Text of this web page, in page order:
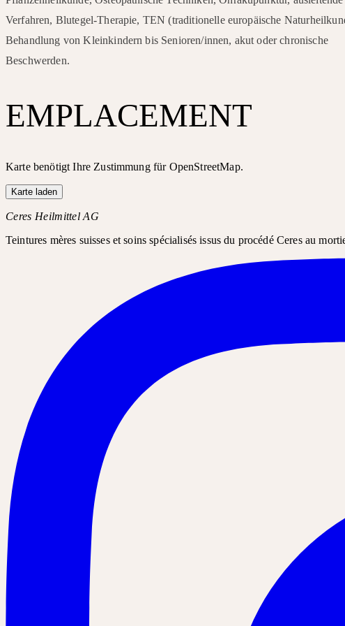
Verfahren, Blutegel-Therapie, TEN (traditionelle europäische
Behandlung von Kleinkindern bis Senioren/innen, akut oder chronische
Beschwerden.
EMPLACEMENT
Karte benötigt Ihre Zustimmung für OpenStreetMap.
Karte laden
Ceres Heilmittel AG
Teintures mères suisses et soins spécialisés issus du procédé Ceres au